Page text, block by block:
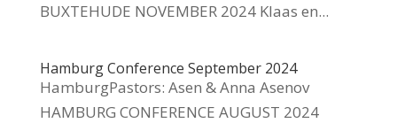
BUXTEHUDE NOVEMBER 2024 Klaas en...
Hamburg Conference September 2024
HamburgPastors: Asen & Anna Asenov
HAMBURG CONFERENCE AUGUST 2024